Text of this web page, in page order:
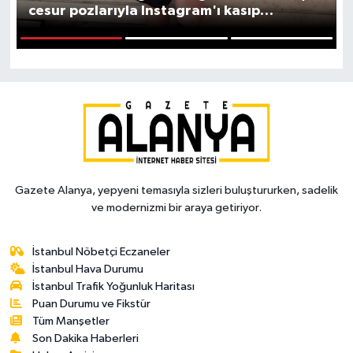
cesur pozlarıyla Instagram'ı kasıp
Gazete Alanya, yepyeni temasıyla sizleri buluştururken, sadelik
ve modernizmi bir araya getiriyor.
İstanbul Nöbetçi Eczaneler
İstanbul Hava Durumu
İstanbul Trafik Yoğunluk Haritası
Puan Durumu ve Fikstür
Tüm Manşetler
Son Dakika Haberleri